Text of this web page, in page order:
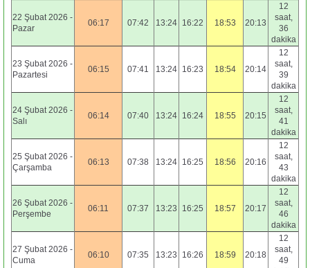
22 Şubat 2026 -
Pazar
06:17 07:42 13:24 16:22 18:53 20:13
12
saat,
36
dakika
23 Şubat 2026 -
Pazartesi
06:15 07:41 13:24 16:23 18:54 20:14
12
saat,
39
dakika
24 Şubat 2026 -
Salı
06:14 07:40 13:24 16:24 18:55 20:15
12
saat,
41
dakika
25 Şubat 2026 -
Çarşamba
06:13 07:38 13:24 16:25 18:56 20:16
12
saat,
43
dakika
26 Şubat 2026 -
Perşembe
06:11 07:37 13:23 16:25 18:57 20:17
12
saat,
46
dakika
27 Şubat 2026 -
Cuma
06:10 07:35 13:23 16:26 18:59 20:18
12
saat,
49